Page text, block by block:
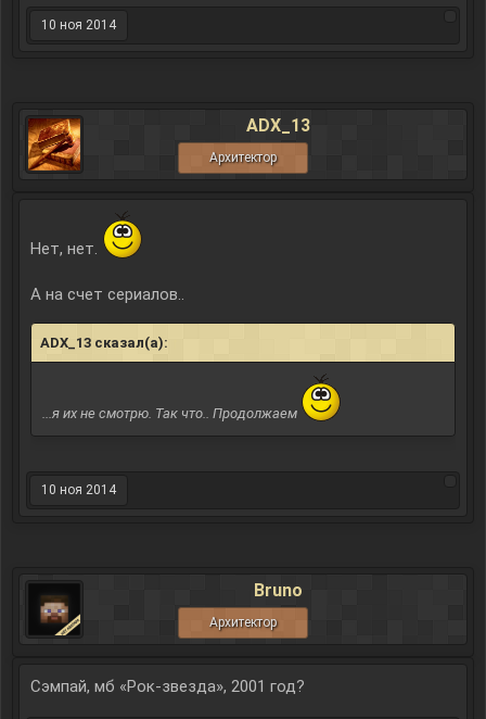
10 ноя 2014
ADX_13
Архитектор
Нет, нет.
А на счет сериалов..
ADX_13 сказал(а):
...я их не смотрю. Так что.. Продолжаем
10 ноя 2014
Bruno
Архитектор
Сэмпай, мб «Рок-звезда», 2001 год?